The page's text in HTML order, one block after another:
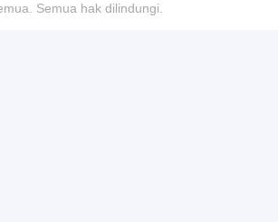
Semua hak dilindungi.